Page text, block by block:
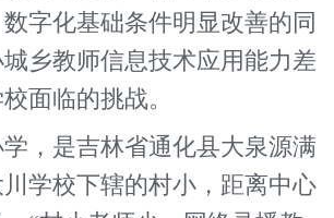
字化基础条件明显改善的同
乡教师信息技术应用能力差
面临的挑战。
是吉林省通化县大泉源满
学校下辖的村小，距离中心